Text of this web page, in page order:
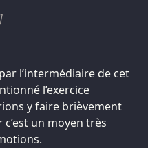
l’intermédiaire de cet
l’exercice
y faire brièvement
un moyen très